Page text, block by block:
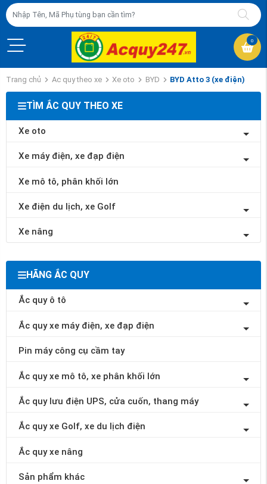
0
Trang chủ Ac quy theo xe Xe oto BYD BYD Atto 3 (xe điện)
TÌM ẮC QUY THEO XE
Xe oto
Xe máy điện, xe đạp điện
Xe mô tô, phân khối lớn
Xe điện du lịch, xe Golf
Xe nâng
HÃNG ẮC QUY
Ắc quy ô tô
Ắc quy xe máy điện, xe đạp điện
Pin máy công cụ cầm tay
Ắc quy xe mô tô, xe phân khối lớn
Ắc quy lưu điện UPS, cửa cuốn, thang máy
Ắc quy xe Golf, xe du lịch điện
Ắc quy xe nâng
Sản phẩm khác